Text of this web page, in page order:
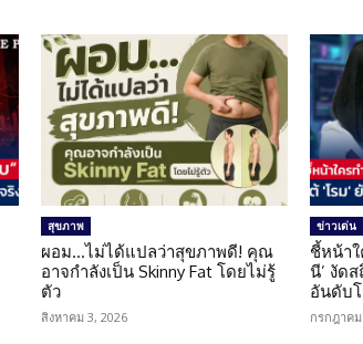
สุขภาพ
ผอม…ไม่ได้แปลว่าสุขภาพดี! คุณ
อาจกำลังเป็น Skinny Fat โดยไม่รู้
ตัว
สิงหาคม 3, 2026
ข่าวเด่น
ชี้หน้า
นี’ งัด
อันดับ
กรกฎาคม